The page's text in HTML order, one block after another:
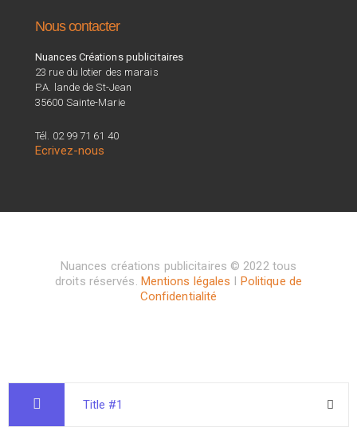
Nous contacter
Nuances Créations publicitaires
23 rue du lotier des marais
P.A. lande de St-Jean
35600 Sainte-Marie
Tél. 02 99 71 61 40
Ecrivez-nous
Nuances créations publicitaires © 2022 tous
droits réservés. Mentions légales I Politique de
Confidentialité
Title #1